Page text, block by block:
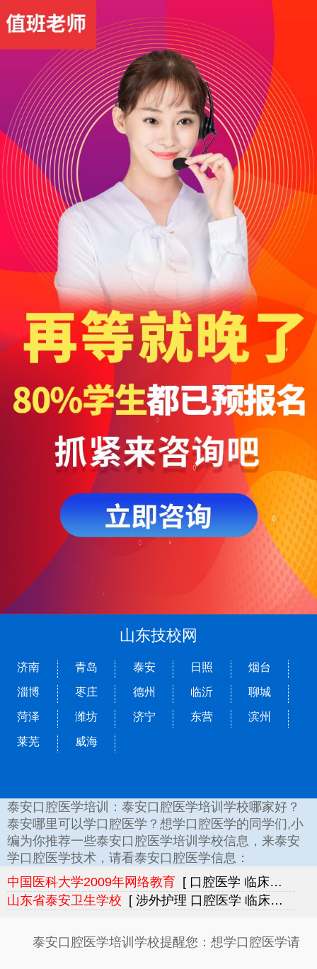
山东技校网
济南 青岛 泰安 日照 烟台
淄博 枣庄 德州 临沂 聊城
菏泽 潍坊 济宁 东营 滨州
莱芜 威海
泰安口腔医学培训：泰安口腔医学培训学校哪家好？
泰安哪里可以学口腔医学？想学口腔医学的同学们,小
编为你推荐一些泰安口腔医学培训学校信息，来泰安
学口腔医学技术，请看泰安口腔医学信息：
中国医科大学2009年网络教育 [ 口腔医学 临床医学 ]
山东省泰安卫生学校 [ 涉外护理 口腔医学 临床医学 医学检验 ]
泰安口腔医学培训学校提醒您：想学口腔医学请